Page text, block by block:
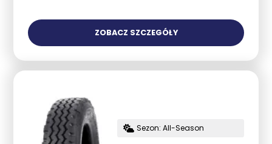
ZOBACZ SZCZEGÓŁY
Sezon: All-Season